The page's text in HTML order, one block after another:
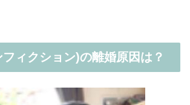
ィクション)の離婚原因は？